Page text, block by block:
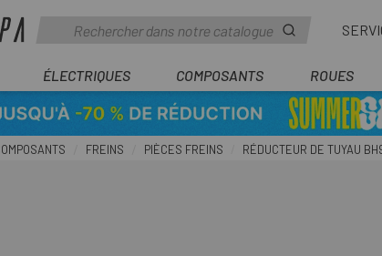
ÉLECTRIQUES COMPOSANTS ROUES
FREINS PIÈCES FREINS RÉDUCTEUR DE TUYAU